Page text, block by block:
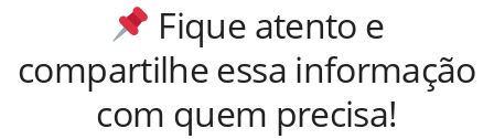
Fique atento e
compartilhe essa informação
com quem precisa!